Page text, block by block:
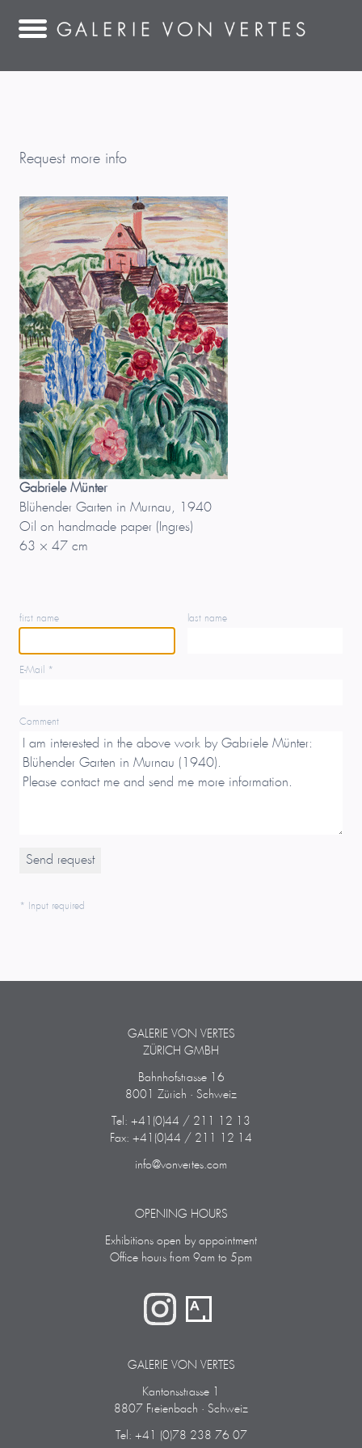
Request more info
Gabriele Münter
Blühender Garten in Murnau, 1940
Oil on handmade paper (Ingres)
63 × 47 cm
first name last name
E-Mail *
Comment
* Input required
GALERIE VON VERTES
ZÜRICH GMBH
Bahnhofstrasse 16
8001 Zürich · Schweiz
Tel: +41(0)44 / 211 12 13
Fax: +41(0)44 / 211 12 14
info@vonvertes.com
OPENING HOURS
Exhibitions open by appointment
Office hours from 9am to 5pm
GALERIE VON VERTES
Kantonsstrasse 1
8807 Freienbach · Schweiz
Tel: +41 (0)78 238 76 07